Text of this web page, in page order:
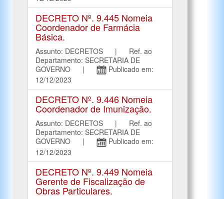
DECRETO Nº. 9.445 Nomeia
Coordenador de Farmácia
Básica.
Assunto: DECRETOS | Ref. ao
Departamento: SECRETARIA DE
GOVERNO |
Publicado em:
12/12/2023
DECRETO Nº. 9.446 Nomeia
Coordenador de Imunização.
Assunto: DECRETOS | Ref. ao
Departamento: SECRETARIA DE
GOVERNO |
Publicado em:
12/12/2023
DECRETO Nº. 9.449 Nomeia
Gerente de Fiscalização de
Obras Particulares.